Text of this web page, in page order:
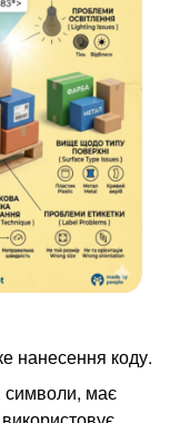
нанесення коду.
символи, має